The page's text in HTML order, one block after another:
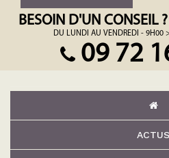
BESOIN D'UN CONSEIL
DU LUNDI AU VENDREDI - 9H00
09 72
ACTUS